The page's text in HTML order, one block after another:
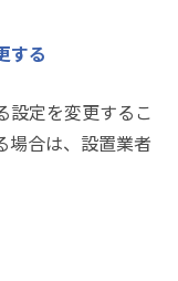
する
設定を変更するこ
場合は、設置業者